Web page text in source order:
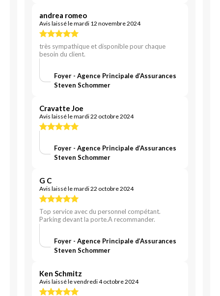
andrea romeo
Avis laissé le mardi 12 novembre 2024
très sympathique et disponible pour chaque
besoin du client.
Foyer - Agence Principale d’Assurances
Steven Schommer
Cravatte Joe
Avis laissé le mardi 22 octobre 2024
Foyer - Agence Principale d’Assurances
Steven Schommer
G C
Avis laissé le mardi 22 octobre 2024
Top service avec du personnel compétant.
Parking devant la porte.A recommander.
Foyer - Agence Principale d’Assurances
Steven Schommer
Ken Schmitz
Avis laissé le vendredi 4 octobre 2024